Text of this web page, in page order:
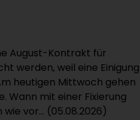
August-Kontrakt für
werden, weil eine Einigung
heutigen Mittwoch gehen
Wann mit einer Fixierung
vor... (05.08.2026)